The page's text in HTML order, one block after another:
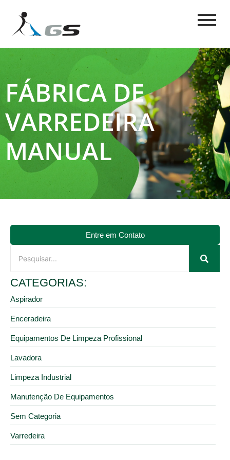
FÁBRICA DE
VARREDEIRA
MANUAL
Entre em Contato
CATEGORIAS:
Aspirador
Enceradeira
Equipamentos De Limpeza Profissional
Lavadora
Limpeza Industrial
Manutenção De Equipamentos
Sem Categoria
Varredeira